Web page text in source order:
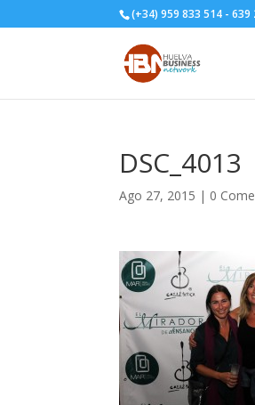
(+34) 959 833 514 - 639
DSC_4013
Ago 27, 2015 | 0